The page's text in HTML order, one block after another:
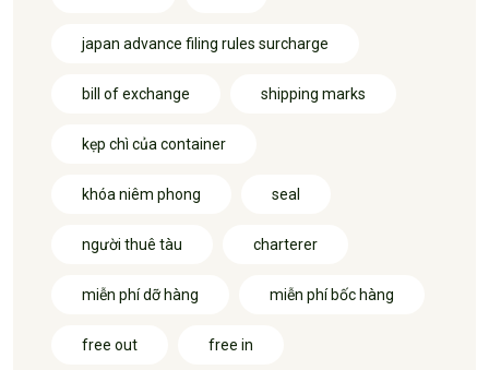
japan advance filing rules surcharge
bill of exchange shipping marks
kẹp chì của container
khóa niêm phong seal
người thuê tàu charterer
miễn phí dỡ hàng miễn phí bốc hàng
free out free in